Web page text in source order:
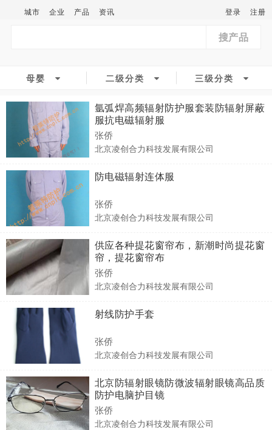
城市 企业 产品 资讯 登录 注册
搜产品
母婴 二级分类 三级分类
氩弧焊高频辐射防护服套装防辐射屏蔽
服抗电磁辐射服
张侨
北京凌创合力科技发展有限公司
防电磁辐射连体服
张侨
北京凌创合力科技发展有限公司
供应各种提花窗帘布，新潮时尚提花窗
帘，提花窗帘布
张侨
北京凌创合力科技发展有限公司
射线防护手套
张侨
北京凌创合力科技发展有限公司
北京防辐射眼镜防微波辐射眼镜高品质
防护电脑护目镜
张侨
北京凌创合力科技发展有限公司